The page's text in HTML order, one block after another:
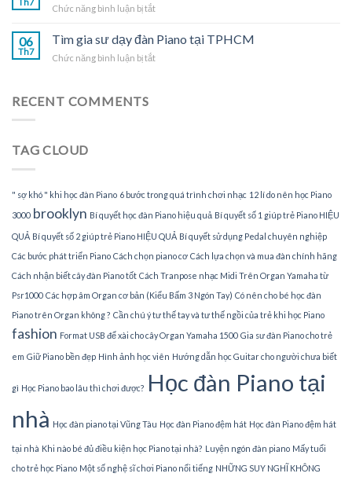
TPHCM
dạy
Piano
gia
Chức năng bình luận bị tắtở
gia
sư
dạy
06
Th7
Tìm gia sư dạy đàn Piano tại TPHCM
Chức năng bình luận bị tắtở
RECENT COMMENTS
TAG CLOUD
" sợ khó " khi học đàn Piano 6 bước trong quá trình chơi nhạc 12 lí do nên học Piano
3000 brooklyn Bí quyết học đàn Piano hiệu quả Bí quyết số 1 giúp trẻ Piano HIỆU
QUẢ Bí quyết số 2 giúp trẻ Piano HIỆU QUẢ Bí quyết sử dụng Pedal chuyên nghiệp
Các bước phát triển Piano Cách chọn piano cơ Cách lựa chọn và mua đàn chính hãng
Cách nhận biết cây đàn Piano tốt Cách Tranpose nhạc Midi Trên Organ Yamaha từ
Psr1000 Các hợp âm Organ cơ bản (Kiểu Bấm 3 Ngón Tay) Có nên cho bé học đàn
Piano trên Organ không ? Cần chú ý tư thế tay và tư thế ngồi của trẻ khi học Piano
fashion Format USB để xài cho cây Organ Yamaha 1500 Gia sư đàn Piano cho trẻ
em Giữ Piano bền đẹp Hình ảnh học viên Hướng dẫn học Guitar cho người chưa biết
gì Học Piano bao lâu thì chơi được? Học đàn Piano tại
nhà Học đàn piano tại Vũng Tàu Học đàn Piano đệm hát Học đàn Piano đệm hát
tại nhà Khi nào bé đủ điều kiện học Piano tại nhà? Luyện ngón đàn piano Mấy tuổi
cho trẻ học Piano Một số nghệ sĩ chơi Piano nổi tiếng NHỮNG SUY NGHĨ KHÔNG